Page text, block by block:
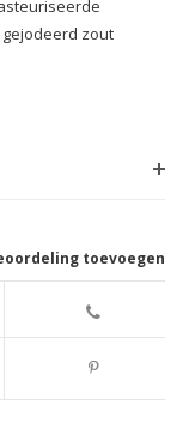
gejodeerd zout
toevoegen